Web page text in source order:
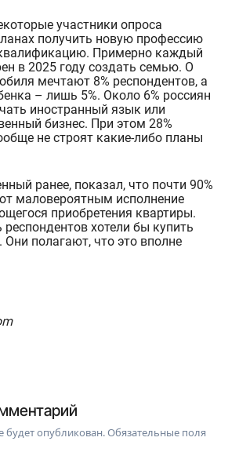
участники опроса
получить новую профессию
Примерно каждый
в 2025 году создать семью. О
мечтают 8% респондентов, а
– лишь 5%. Около 6% россиян
иностранный язык или
бизнес. При этом 28%
не строят какие-либо планы
ранее, показал, что почти 90%
маловероятным исполнение
приобретения квартиры.
респондентов хотели бы купить
полагают, что это вполне
будет опубликован.Обязательные поля